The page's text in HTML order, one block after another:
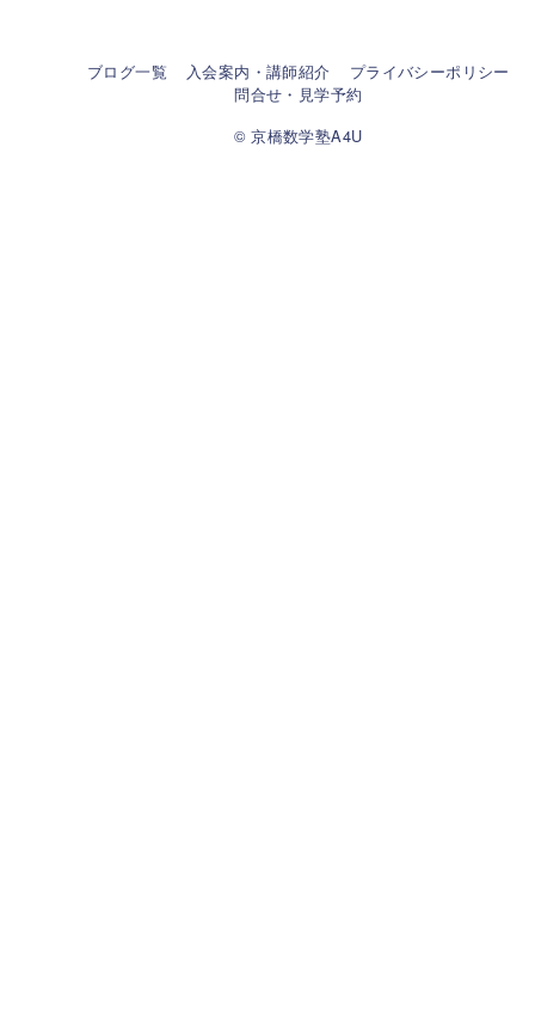
ブログ一覧 入会案内・講師紹介
プライバシーポリシー
問合せ・見学予約
© 京橋数学塾A4U